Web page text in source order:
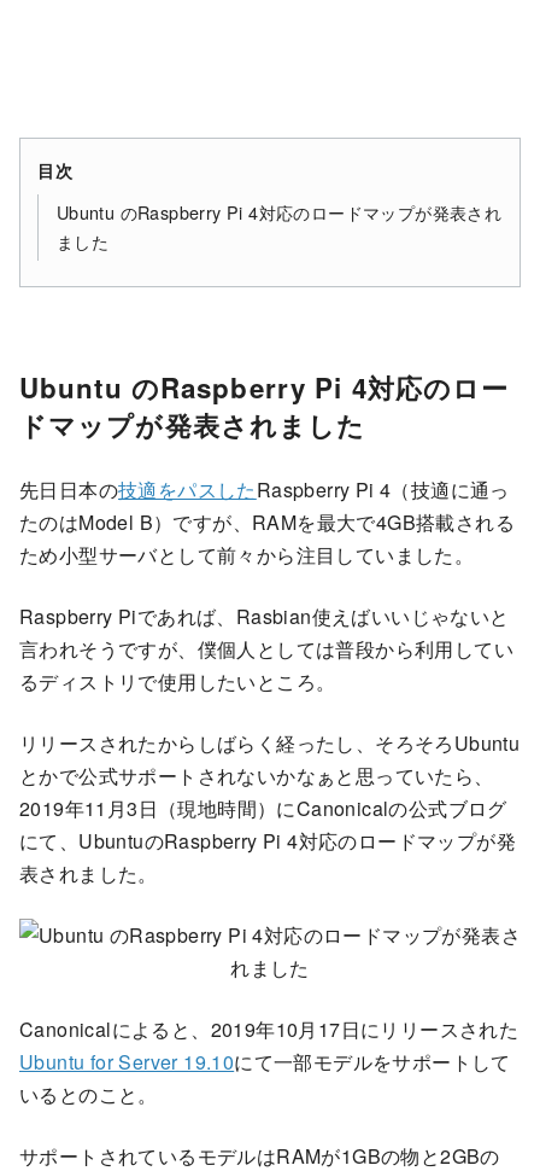
目次
Ubuntu のRaspberry Pi 4対応のロードマップが発表され
ました
Ubuntu のRaspberry Pi 4対応のロー
ドマップが発表されました
先日日本の技適をパスしたRaspberry Pi 4（技適に通っ
たのはModel B）ですが、RAMを最大で4GB搭載される
ため小型サーバとして前々から注目していました。
Raspberry Piであれば、Rasbian使えばいいじゃないと
言われそうですが、僕個人としては普段から利用してい
るディストリで使用したいところ。
リリースされたからしばらく経ったし、そろそろUbuntu
とかで公式サポートされないかなぁと思っていたら、
2019年11月3日（現地時間）にCanonicalの公式ブログ
にて、UbuntuのRaspberry Pi 4対応のロードマップが発
表されました。
Canonicalによると、2019年10月17日にリリースされた
Ubuntu for Server 19.10にて一部モデルをサポートして
いるとのこと。
サポートされているモデルはRAMが1GBの物と2GBの